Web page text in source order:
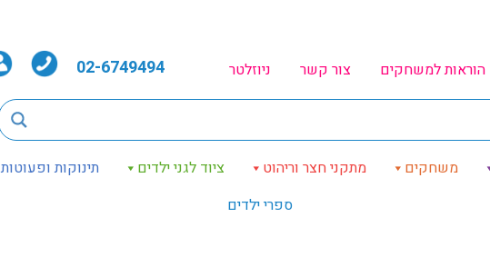
הוראות למשחקים צור קשר ניוזלטר 02-6749494
משחקים מתקני חצר וריהוט ציוד לגני ילדים תינוקות ופעוטות
ספרי ילדים